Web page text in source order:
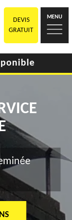
DEVIS
GRATUIT
MENU